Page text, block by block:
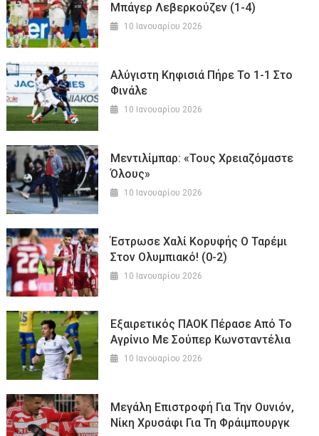
Μπάγερ Λεβερκούζεν (1-4)
10 Ιανουαρίου 2026
Αλύγιστη Κηφισιά Πήρε Το 1-1 Στο
Φινάλε
10 Ιανουαρίου 2026
Μεντιλίμπαρ: «Τους Χρειαζόμαστε
Όλους»
10 Ιανουαρίου 2026
Έστρωσε Χαλί Κορυφής Ο Ταρέμι
Στον Ολυμπιακό! (0-2)
10 Ιανουαρίου 2026
Εξαιρετικός ΠΑΟΚ Πέρασε Από Το
Αγρίνιο Με Σούπερ Κωνσταντέλια
10 Ιανουαρίου 2026
Μεγάλη Επιστροφή Για Την Ουνιόν,
Νίκη Χρυσάφι Για Τη Φράιμπουργκ